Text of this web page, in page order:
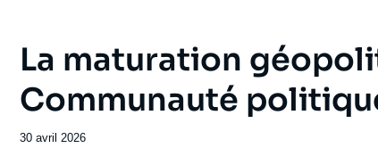
La maturation
Communauté
Date
30 avril 2026